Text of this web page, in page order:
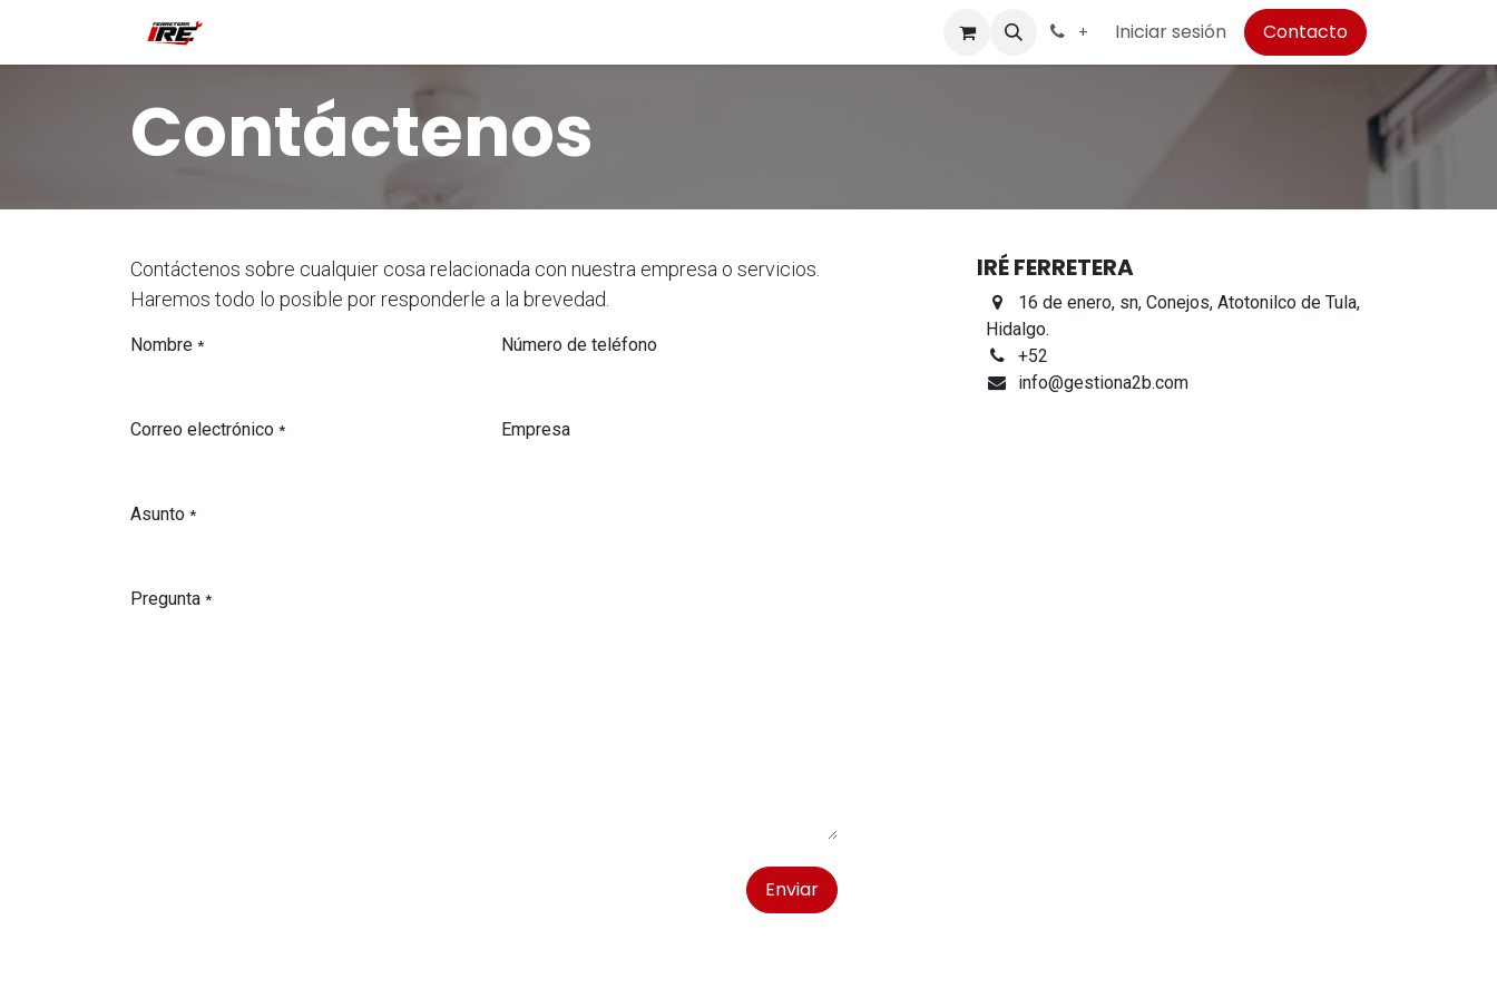
+ Iniciar sesión Contacto
Contáctenos
Contáctenos sobre cualquier cosa relacionada con nuestra empresa o servicios.
Haremos todo lo posible por responderle a la brevedad.
Nombre * Número de teléfono
Correo electrónico * Empresa
Asunto *
Pregunta *
Enviar
IRÉ FERRETERA
16 de enero, sn, Conejos, Atotonilco de Tula,
Hidalgo.
+52
info@gestiona2b.com